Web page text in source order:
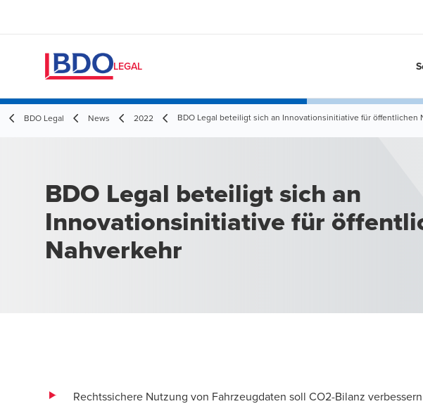
LEGAL
BDO Legal News 2022 BDO Legal beteiligt sich an Innovationsinitiative für öffentlichen
BDO Legal beteiligt sich an
Innovationsinitiative für
Nahverkehr
Rechtssichere Nutzung von Fahrzeugdaten soll CO2-Bilanz